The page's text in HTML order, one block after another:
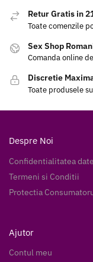
Retur Gratis in
Toate comenzile
Sex Shop
Comanda online
Discretie
Toate produsele
Despre Noi
Confidentialitatea
Termeni si Conditii
Protectia
Ajutor
Contul meu